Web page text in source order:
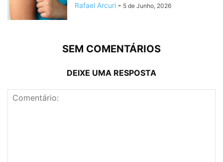
Rafael Arcuri - 5 de Junho, 2026
SEM COMENTÁRIOS
DEIXE UMA RESPOSTA